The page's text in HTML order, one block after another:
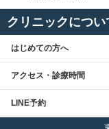
クリニックについ
はじめての方へ
アクセス・診療時間
LINE予約